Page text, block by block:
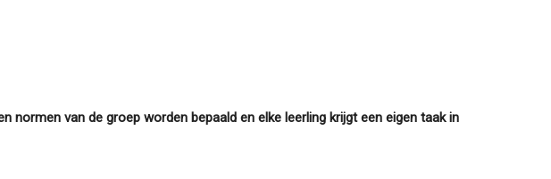
normen van de groep worden bepaald en elke leerling krijgt een eigen taak in